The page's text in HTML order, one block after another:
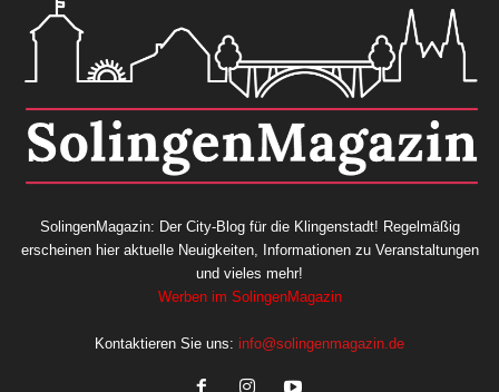
SolingenMagazin: Der City-Blog für die Klingenstadt! Regelmäßig
erscheinen hier aktuelle Neuigkeiten, Informationen zu Veranstaltungen
und vieles mehr!
Werben im SolingenMagazin
Kontaktieren Sie uns: info@solingenmagazin.de